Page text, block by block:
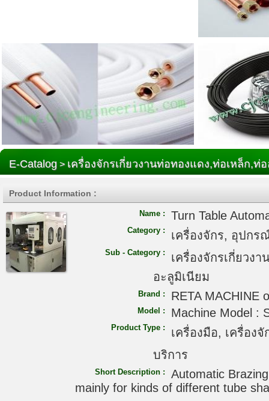
E-Catalog > เครื่องจักรเกี่ยวงานท่อทองแดง,ท่อเหล็ก,ท่
Product Information :
Name : Turn Table
Category : เครื่องจักร, อุปกร
Sub - Category :
เครื่องจักรเกี่ยวง
อะลูมิเนียม
Brand : RETA MACHINE
Model : Machine Model :
Product Type :
เครื่องมือ, เครื่อง
บริการ
Short Description :
Automatic
mainly for kinds of different tube